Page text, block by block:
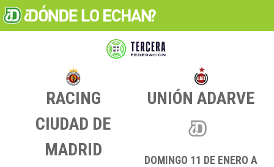
RACING
CIUDAD DE
MADRID
UNIÓN ADARVE
DOMINGO 11 DE ENERO A